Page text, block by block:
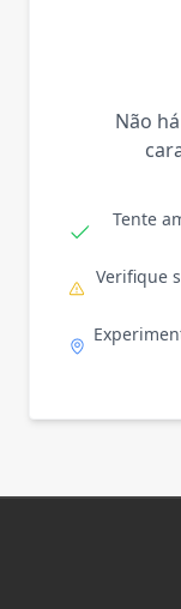
Não há
Tente
Verifique